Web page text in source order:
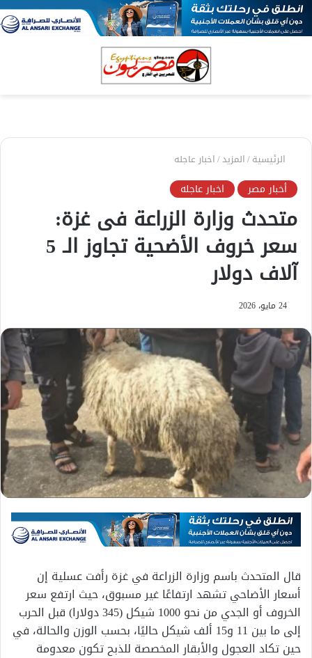
الرئيسية/المزيد/اخبار عاجله
أخبار مصر اخبار عاجله
متحدث وزارة الزراعة فى غزة:
سعر خروف الأضحية تجاوز الـ 5
آلاف دولار
24 مايو، 2026
قال المتحدث باسم وزارة الزراعة في غزة رأفت عسلية إن
أسعار الأضاحي تشهد ارتفاعًا غير مسبوق، حيث ارتفع سعر
الخروف أو الجدي من نحو 1000 شيكل (345 دولارا) قبل الحرب
إلى ما بين 11 و15 ألف شيكل حاليًا، بحسب الوزن والحالة، في
حين تكاد العجول والأبقار المخصصة للذبح تكون معدومة